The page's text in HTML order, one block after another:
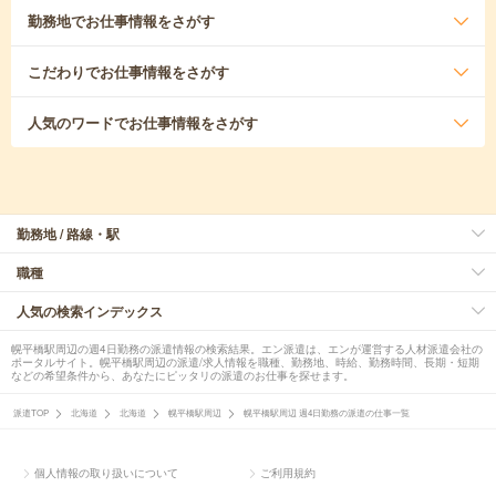
勤務地でお仕事情報をさがす
こだわりでお仕事情報をさがす
人気のワードでお仕事情報をさがす
勤務地 / 路線・駅
職種
人気の検索インデックス
幌平橋駅周辺の週4日勤務の派遣情報の検索結果。エン派遣は、エンが運営する人材派遣会社の
ポータルサイト。幌平橋駅周辺の派遣/求人情報を職種、勤務地、時給、勤務時間、長期・短期
などの希望条件から、あなたにピッタリの派遣のお仕事を探せます。
派遣TOP 北海道 北海道 幌平橋駅周辺 幌平橋駅周辺 週4日勤務の派遣の仕事一覧
個人情報の取り扱いについて ご利用規約